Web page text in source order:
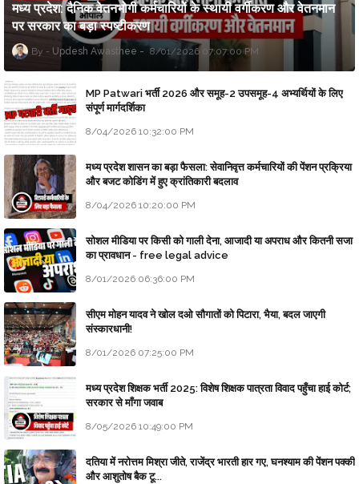
मध्य प्रदेश: दैनिक वेतनभोगी कर्मचारियों के स्थायी वर्गीकरण और वेतनमान
पर सरकार का बड़ा स्पष्टीकरण
Updesh Awasthee 8/01/2026 07:07:00 PM
MP Patwari भर्ती 2026 और समूह-2 उपसमूह-4 अभ्यर्थियों के लिए
संपूर्ण मार्गदर्शिका
8/04/2026 10:32:00 PM
मध्य प्रदेश शासन का बड़ा फैसला: सेवानिवृत्त कर्मचारियों की पेंशन प्रक्रिया
और बजट कोडिंग में हुए क्रांतिकारी बदलाव
8/04/2026 10:20:00 PM
सोशल मीडिया पर किसी को गाली देना, आजादी या अपराध और कितनी सजा
का प्रावधान - free legal advice
8/01/2026 06:36:00 PM
सीएम मोहन यादव ने खोल दओ सौगातों को पिटारा, भैया, बदल जाएगी
संस्कारधानी!
8/01/2026 07:25:00 PM
मध्य प्रदेश शिक्षक भर्ती 2025: विशेष शिक्षक पात्रता विवाद पहुँचा हाई कोर्ट;
सरकार से माँगा जवाब
8/05/2026 10:49:00 PM
दतिया में नरोत्तम मिश्रा जीते, राजेंद्र भारती हार गए, घनश्याम की पेंशन पक्की
और आशुतोष बैक टू...